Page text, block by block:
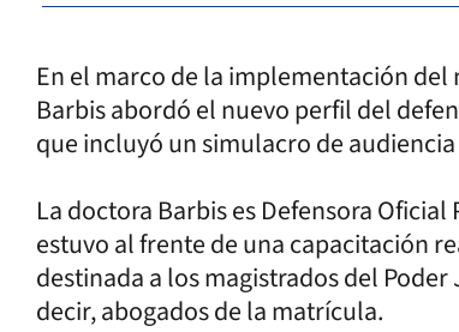
En el marco de la implementación
Barbis abordó el nuevo perfil del
que incluyó un simulacro de
La doctora Barbis es Defensora
estuvo al frente de una capacitación
destinada a los magistrados del
decir, abogados de la matrícula.